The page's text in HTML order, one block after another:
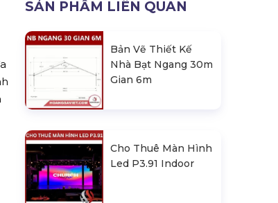
SẢN PHẨM LIÊN QUAN
Bản Vẽ Thiết Kế
Nhà Bạt Ngang 30m
Gian 6m
Cho Thuê Màn Hình
Led P3.91 Indoor